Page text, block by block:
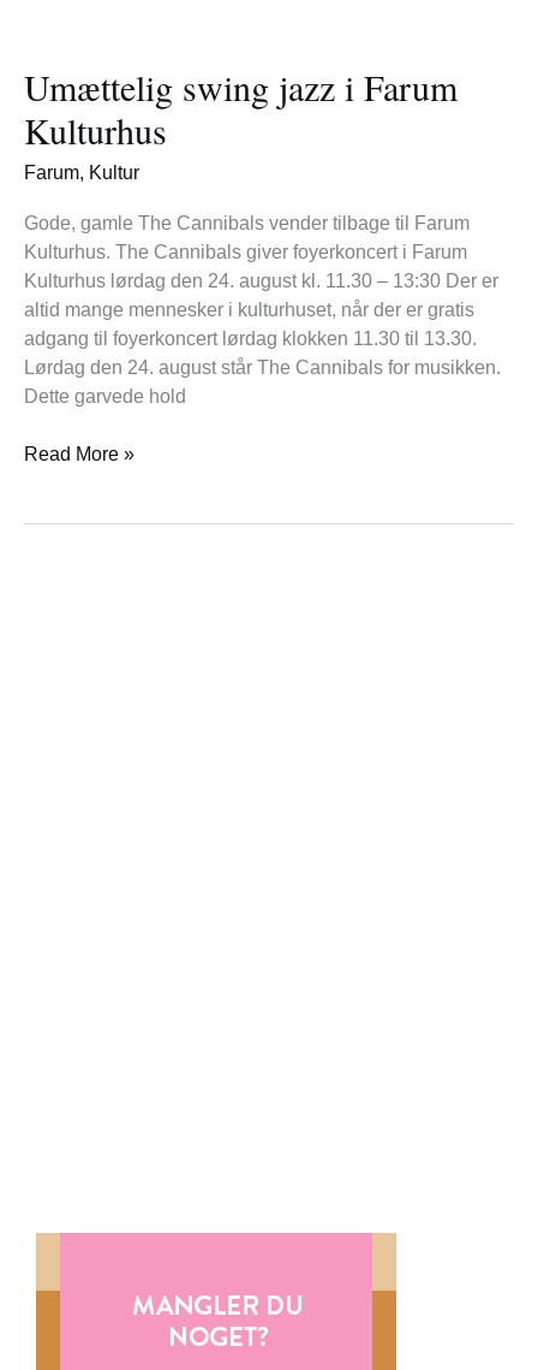
Umættelig swing jazz i Farum
Kulturhus
Farum, Kultur
Gode, gamle The Cannibals vender tilbage til Farum
Kulturhus. The Cannibals giver foyerkoncert i Farum
Kulturhus lørdag den 24. august kl. 11.30 – 13:30 Der er
altid mange mennesker i kulturhuset, når der er gratis
adgang til foyerkoncert lørdag klokken 11.30 til 13.30.
Lørdag den 24. august står The Cannibals for musikken.
Dette garvede hold
jazz
Farum
Kulturhus
Read More »